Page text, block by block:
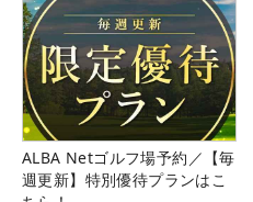
ALBA Netゴルフ場予約／【毎
週更新】特別優待プランはこ